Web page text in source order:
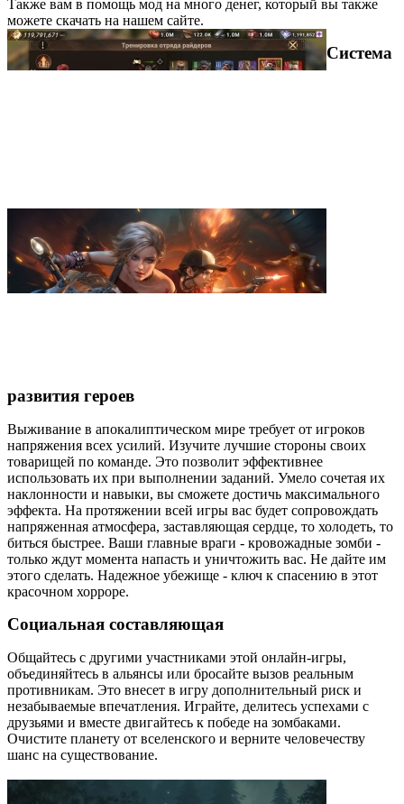
Также вам в помощь мод на много денег, который вы также
можете скачать на нашем сайте.
Система
развития героев
Выживание в апокалиптическом мире требует от игроков
напряжения всех усилий. Изучите лучшие стороны своих
товарищей по команде. Это позволит эффективнее
использовать их при выполнении заданий. Умело сочетая их
наклонности и навыки, вы сможете достичь максимального
эффекта. На протяжении всей игры вас будет сопровождать
напряженная атмосфера, заставляющая сердце, то холодеть, то
биться быстрее. Ваши главные враги - кровожадные зомби -
только ждут момента напасть и уничтожить вас. Не дайте им
этого сделать. Надежное убежище - ключ к спасению в этот
красочном хорроре.
Социальная составляющая
Общайтесь с другими участниками этой онлайн-игры,
объединяйтесь в альянсы или бросайте вызов реальным
противникам. Это внесет в игру дополнительный риск и
незабываемые впечатления. Играйте, делитесь успехами с
друзьями и вместе двигайтесь к победе на зомбаками.
Очистите планету от вселенского и верните человечеству
шанс на существование.